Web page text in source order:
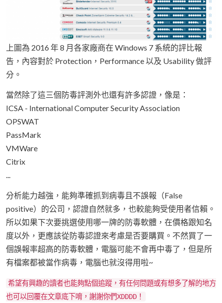
上圖為 2016 年 8 月各家廠商在 Windows 7 系統的評比報
告，內容對於 Protection，Performance 以及 Usability 做評
分。
當然除了這三個防毒評測外也還有許多認證，像是：
ICSA - International Computer Security Association
OPSWAT
PassMark
VMWare
Citrix
...
分析能力越強，能夠準確抓到病毒且不誤報（False
positive）的公司，認證自然就多，也較能夠受使用者信賴。
所以如果下次要挑選使用哪一牌的防毒軟體，在價格跟知名
度以外，更應該從防毒認證來考慮是否要購買。不然買了一
個誤報率超高的防毒軟體，電腦可能不會再中毒了，但是所
有檔案都被當作病毒，電腦也就沒得用啦~
希望有興趣的讀者也能夠點個追蹤，有任何問題或有想多了解的地方
也可以回覆在文章底下唷，謝謝你們XDDDD！